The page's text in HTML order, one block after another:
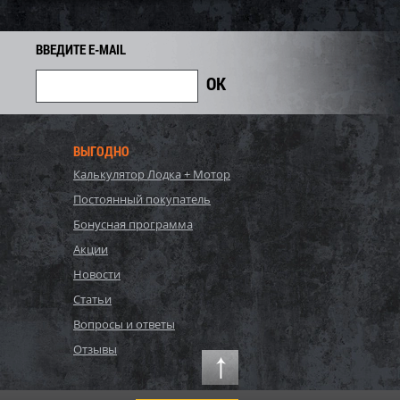
8 100 i
Экономия
6 660 i
740 Экономия
Bestway, Стальной
16296л...
Экономия
P20-2052-S, Polygroup,
Каркасный бассейн
549х274х132см, 17203л...
86 000
81 700
4 300 Экономия
ВВЕДИТЕ E-MAIL
ВЫГОДНО
Калькулятор Лодка + Мотор
Постоянный покупатель
Бонусная программа
Акции
Новости
Статьи
Вопросы и ответы
Отзывы